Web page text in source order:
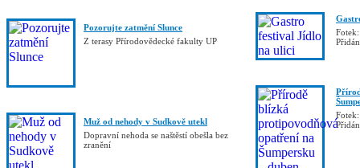
Pozorujte zatmění Slunce
Z terasy Přírodovědecké fakulty UP
Muž od nehody v Sudkově utekl
Dopravní nehoda se naštěstí obešla bez
zranění